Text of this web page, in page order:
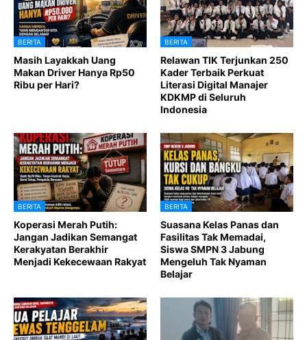
BERITA
Masih Layakkah Uang
Makan Driver Hanya Rp50
Ribu per Hari?
BERITA
Relawan TIK Terjunkan 250
Kader Terbaik Perkuat
Literasi Digital Manajer
KDKMP di Seluruh
Indonesia
BERITA
Koperasi Merah Putih:
Jangan Jadikan Semangat
Kerakyatan Berakhir
Menjadi Kekecewaan Rakyat
BERITA
Suasana Kelas Panas dan
Fasilitas Tak Memadai,
Siswa SMPN 3 Jabung
Mengeluh Tak Nyaman
Belajar